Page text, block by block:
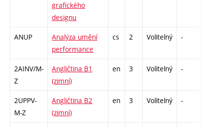
grafického
designu
ANUP
Analýza umění
performance
cs 2 Volitelný -
2AINV/M-
Z
Angličtina B1
(zimní)
en 3 Volitelný -
2UPPV-
M-Z
Angličtina B2
(zimní)
en 3 Volitelný -